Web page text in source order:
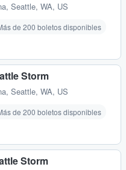
, Seattle, WA, US
de 200 boletos disponibles
Storm
, Seattle, WA, US
de 200 boletos disponibles
Storm